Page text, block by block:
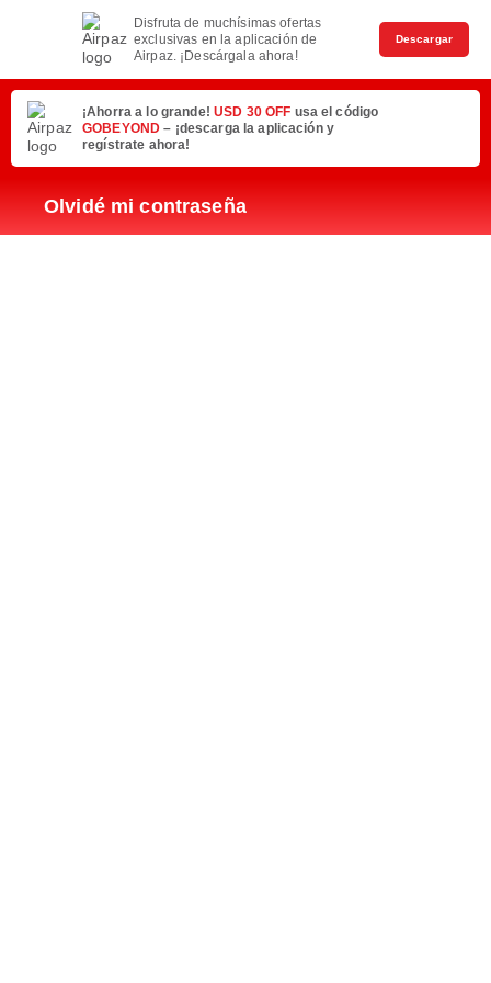
Disfruta de muchísimas ofertas
exclusivas en la aplicación de
Airpaz. ¡Descárgala ahora!
Descargar
¡Ahorra a lo grande! USD 30 OFF usa el código
GOBEYOND– ¡descarga la aplicación y
regístrate ahora!
Olvidé mi contraseña